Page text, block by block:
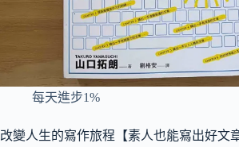
每天進步1%
改變人生的寫作旅程【素人也能寫出好文